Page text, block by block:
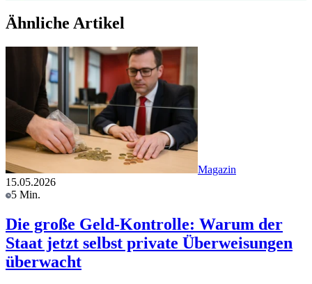
Ähnliche Artikel
Magazin
15.05.2026
5 Min.
Die große Geld-Kontrolle: Warum der
Staat jetzt selbst private Überweisungen
überwacht